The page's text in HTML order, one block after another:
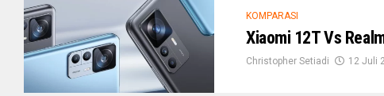
KOMPARASI
Xiaomi 12T Vs
Christopher Setiadi 12 Juli